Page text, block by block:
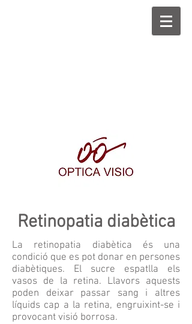
Retinopatia diabètica
La retinopatia diabètica és una
condició que es pot donar en persones
diabètiques. El sucre espatlla els
vasos de la retina. Llavors aquests
poden deixar passar sang i altres
líquids cap a la retina, engruixint-se i
provocant visió borrosa.